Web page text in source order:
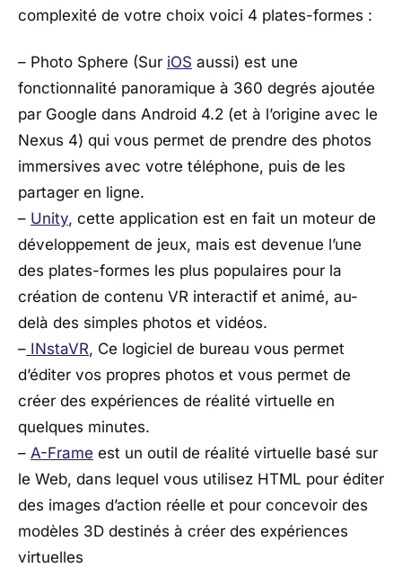
complexité de votre choix voici 4 plates-formes :
– Photo Sphere (Sur iOS aussi) est une
fonctionnalité panoramique à 360 degrés ajoutée
par Google dans Android 4.2 (et à l’origine avec le
Nexus 4) qui vous permet de prendre des photos
immersives avec votre téléphone, puis de les
partager en ligne.
– Unity, cette application est en fait un moteur de
développement de jeux, mais est devenue l’une
des plates-formes les plus populaires pour la
création de contenu VR interactif et animé, au-
delà des simples photos et vidéos.
– INstaVR, Ce logiciel de bureau vous permet
d’éditer vos propres photos et vous permet de
créer des expériences de réalité virtuelle en
quelques minutes.
– A-Frame est un outil de réalité virtuelle basé sur
le Web, dans lequel vous utilisez HTML pour éditer
des images d’action réelle et pour concevoir des
modèles 3D destinés à créer des expériences
virtuelles